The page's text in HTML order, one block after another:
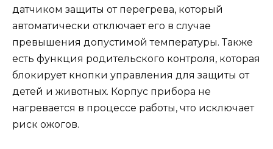
датчиком защиты от перегрева, который
автоматически отключает его в случае
превышения допустимой температуры. Также
есть функция родительского контроля, которая
блокирует кнопки управления для защиты от
детей и животных. Корпус прибора не
нагревается в процессе работы, что исключает
риск ожогов.